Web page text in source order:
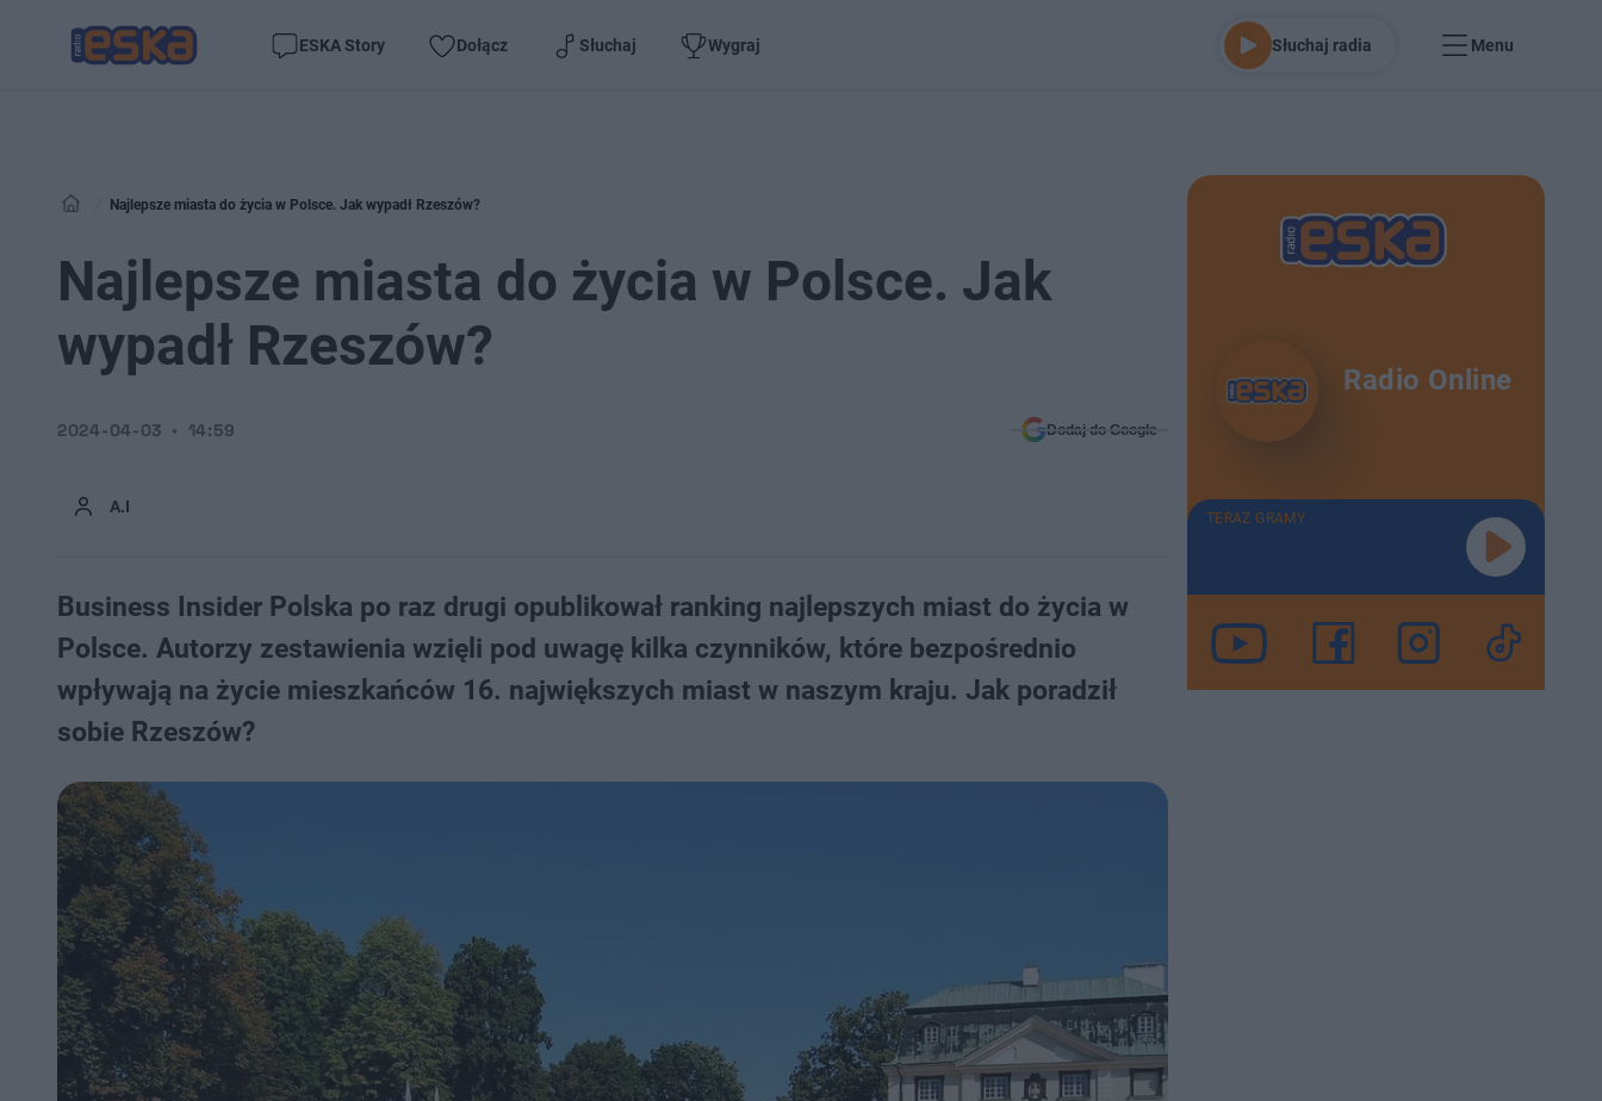
ESKA Story Dołącz Słuchaj Wygraj Słuchaj radia Menu
Najlepsze miasta do życia w Polsce. Jak wypadł Rzeszów?
Najlepsze miasta do życia w Polsce. Jak
wypadł Rzeszów?
A.I
2024-04-03 14:59 Dodaj do Google
Business Insider Polska po raz drugi opublikował ranking najlepszych miast do życia w
Polsce. Autorzy zestawienia wzięli pod uwagę kilka czynników, które bezpośrednio
wpływają na życie mieszkańców 16. największych miast w naszym kraju. Jak poradził
sobie Rzeszów?
Radio Online
TERAZ GRAMY